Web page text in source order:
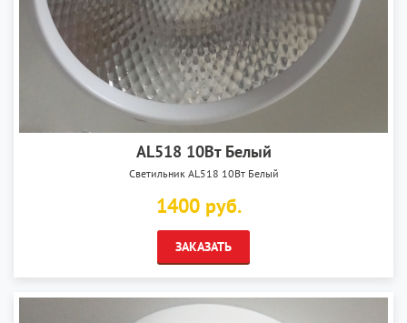
AL518 10Вт Белый
Светильник AL518 10Вт Белый
1400 руб.
ЗАКАЗАТЬ